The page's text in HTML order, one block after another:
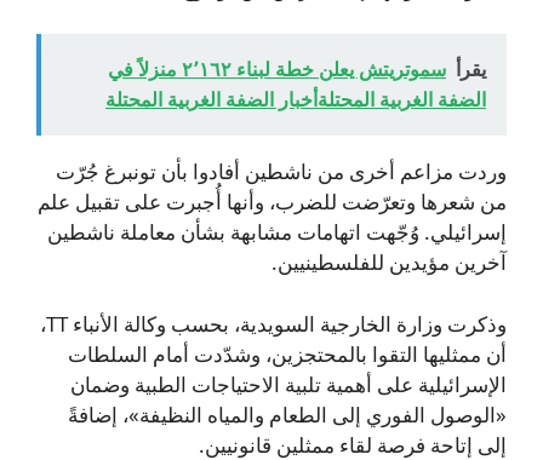
يقرأ
سموتريتش يعلن خطة لبناء ٢٬١٦٢ منزلاً في
الضفة الغربية المحتلةأخبار الضفة الغربية المحتلة
وردت مزاعم أخرى من ناشطين أفادوا بأن تونبرغ جُرّت
من شعرها وتعرّضت للضرب، وأنها أُجبرت على تقبيل علم
إسرائيلي. وُجّهت اتهامات مشابهة بشأن معاملة ناشطين
آخرين مؤيدين للفلسطينيين.
وذكرت وزارة الخارجية السويدية، بحسب وكالة الأنباء TT،
أن ممثليها التقوا بالمحتجزين، وشدّدت أمام السلطات
الإسرائيلية على أهمية تلبية الاحتياجات الطبية وضمان
«الوصول الفوري إلى الطعام والمياه النظيفة»، إضافةً
إلى إتاحة فرصة لقاء ممثلين قانونيين.